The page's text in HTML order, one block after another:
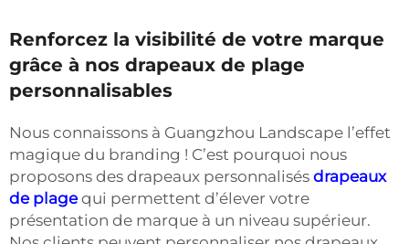
Renforcez la visibilité de votre marque
grâce à nos drapeaux de plage
personnalisables
Nous connaissons à Guangzhou Landscape l’effet
magique du branding ! C’est pourquoi nous
proposons des drapeaux personnalisés drapeaux
de plagequi permettent d’élever votre
présentation de marque à un niveau supérieur.